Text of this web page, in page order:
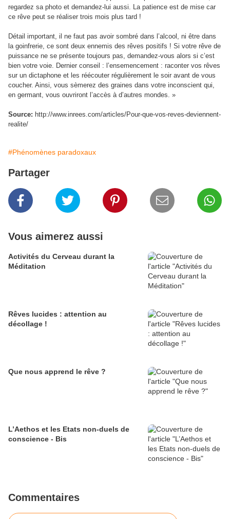
regardez sa photo et demandez-lui aussi. La patience est de mise car
ce rêve peut se réaliser trois mois plus tard !
Détail important, il ne faut pas avoir sombré dans l’alcool, ni être dans
la goinfrerie, ce sont deux ennemis des rêves positifs ! Si votre rêve de
puissance ne se présente toujours pas, demandez-vous alors si c’est
bien votre voie. Dernier conseil : l’ensemencement : raconter vos rêves
sur un dictaphone et les réécouter régulièrement le soir avant de vous
coucher. Ainsi, vous sèmerez des graines dans votre inconscient qui,
en germant, vous ouvriront l’accès à d’autres mondes. »
Source: http://www.inrees.com/articles/Pour-que-vos-reves-deviennent-
realite/
#Phénomènes paradoxaux
Partager
Vous aimerez aussi
Activités du Cerveau durant la
Méditation
Rêves lucides : attention au
décollage !
Que nous apprend le rêve ?
L’Aethos et les Etats non-duels de
conscience - Bis
Commentaires